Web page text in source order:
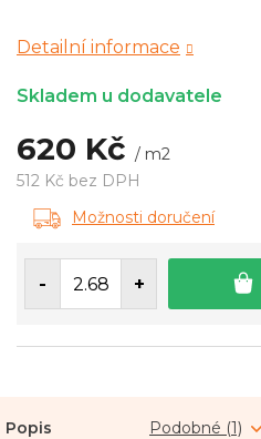
620 Kč / m2
512 Kč bez DPH
Měrná
cena:
Skladem u dodavatele
Možnosti doručení
Detailní informace
Popis Podobné (1)